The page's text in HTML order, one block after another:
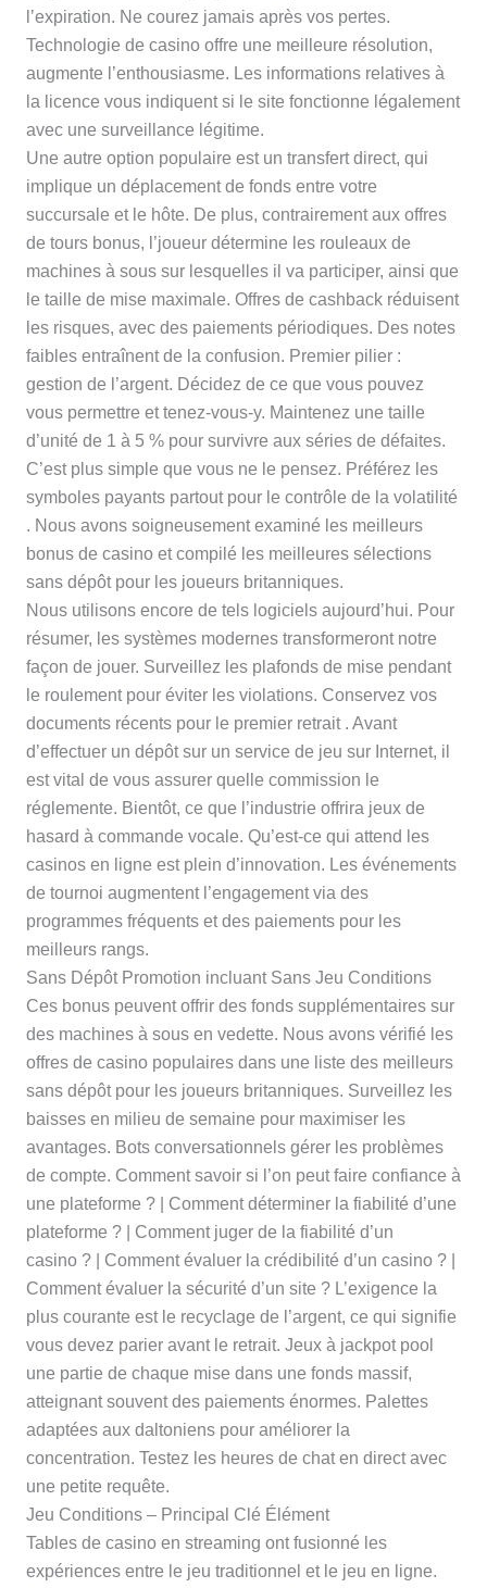
l’expiration. Ne courez jamais après vos pertes.
Technologie de casino offre une meilleure résolution,
augmente l’enthousiasme. Les informations relatives à
la licence vous indiquent si le site fonctionne légalement
avec une surveillance légitime.
Une autre option populaire est un transfert direct, qui
implique un déplacement de fonds entre votre
succursale et le hôte. De plus, contrairement aux offres
de tours bonus, l’joueur détermine les rouleaux de
machines à sous sur lesquelles il va participer, ainsi que
le taille de mise maximale. Offres de cashback réduisent
les risques, avec des paiements périodiques. Des notes
faibles entraînent de la confusion. Premier pilier :
gestion de l’argent. Décidez de ce que vous pouvez
vous permettre et tenez-vous-y. Maintenez une taille
d’unité de 1 à 5 % pour survivre aux séries de défaites.
C’est plus simple que vous ne le pensez. Préférez les
symboles payants partout pour le contrôle de la volatilité
. Nous avons soigneusement examiné les meilleurs
bonus de casino et compilé les meilleures sélections
sans dépôt pour les joueurs britanniques.
Nous utilisons encore de tels logiciels aujourd’hui. Pour
résumer, les systèmes modernes transformeront notre
façon de jouer. Surveillez les plafonds de mise pendant
le roulement pour éviter les violations. Conservez vos
documents récents pour le premier retrait . Avant
d’effectuer un dépôt sur un service de jeu sur Internet, il
est vital de vous assurer quelle commission le
réglemente. Bientôt, ce que l’industrie offrira jeux de
hasard à commande vocale. Qu’est-ce qui attend les
casinos en ligne est plein d’innovation. Les événements
de tournoi augmentent l’engagement via des
programmes fréquents et des paiements pour les
meilleurs rangs.
Sans Dépôt Promotion incluant Sans Jeu Conditions
Ces bonus peuvent offrir des fonds supplémentaires sur
des machines à sous en vedette. Nous avons vérifié les
offres de casino populaires dans une liste des meilleurs
sans dépôt pour les joueurs britanniques. Surveillez les
baisses en milieu de semaine pour maximiser les
avantages. Bots conversationnels gérer les problèmes
de compte. Comment savoir si l’on peut faire confiance à
une plateforme ? | Comment déterminer la fiabilité d’une
plateforme ? | Comment juger de la fiabilité d’un
casino ? | Comment évaluer la crédibilité d’un casino ? |
Comment évaluer la sécurité d’un site ? L’exigence la
plus courante est le recyclage de l’argent, ce qui signifie
vous devez parier avant le retrait. Jeux à jackpot pool
une partie de chaque mise dans une fonds massif,
atteignant souvent des paiements énormes. Palettes
adaptées aux daltoniens pour améliorer la
concentration. Testez les heures de chat en direct avec
une petite requête.
Jeu Conditions – Principal Clé Élément
Tables de casino en streaming ont fusionné les
expériences entre le jeu traditionnel et le jeu en ligne.